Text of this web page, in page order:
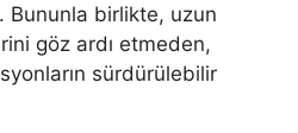
Bununla birlikte, uzun
göz ardı etmeden,
sürdürülebilir